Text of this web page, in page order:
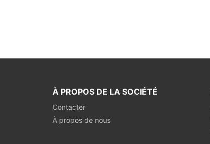
À PROPOS DE LA SOCIÉTÉ
Contacter
À propos de nous